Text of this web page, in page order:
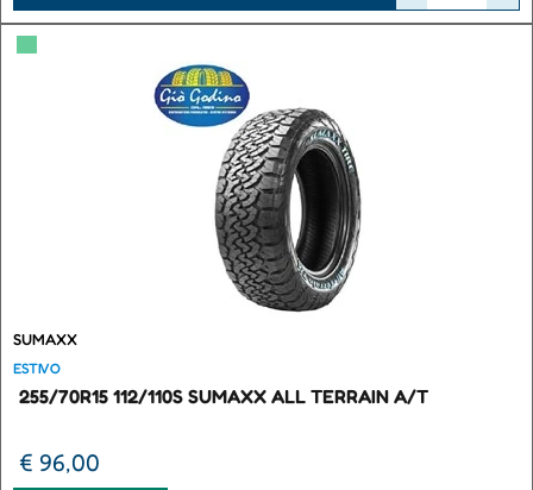
▀
SUMAXX
ESTIVO
255/70R15 112/110S SUMAXX ALL TERRAIN A/T
€ 96,00